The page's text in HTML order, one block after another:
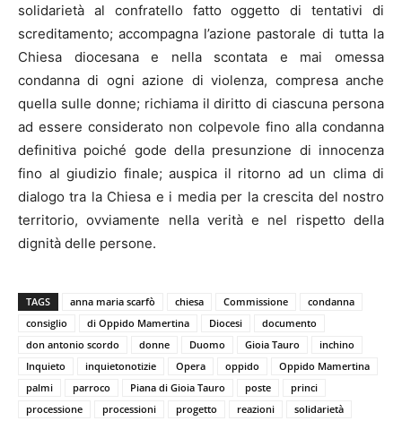
solidarietà al confratello fatto oggetto di tentativi di
screditamento; accompagna l’azione pastorale di tutta la
Chiesa diocesana e nella scontata e mai omessa
condanna di ogni azione di violenza, compresa anche
quella sulle donne; richiama il diritto di ciascuna persona
ad essere considerato non colpevole fino alla condanna
definitiva poiché gode della presunzione di innocenza
fino al giudizio finale; auspica il ritorno ad un clima di
dialogo tra la Chiesa e i media per la crescita del nostro
territorio, ovviamente nella verità e nel rispetto della
dignità delle persone.
TAGS anna maria scarfò chiesa Commissione
condanna
consiglio
di Oppido Mamertina Diocesi
documento
don antonio scordo
donne Duomo Gioia Tauro
inchino
Inquieto
inquietonotizie Opera oppido
Oppido Mamertina
palmi
parroco Piana di Gioia Tauro poste
princi
processione
processioni progetto reazioni solidarietà